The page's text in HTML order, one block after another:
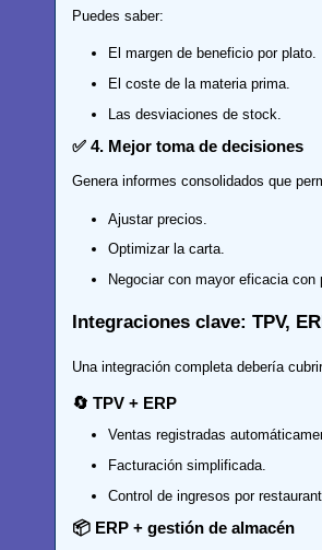
Puedes saber:
El margen de beneficio por plato.
El coste de la materia prima.
Las desviaciones de stock.
✅ 4. Mejor toma de decisiones
Genera informes consolidados que
Ajustar precios.
Optimizar la carta.
Negociar con mayor eficacia con
Integraciones clave: TPV,
Una integración completa debería
🔄 TPV + ERP
Ventas registradas
Facturación simplificada.
Control de ingresos por
📦 ERP + gestión de almacén